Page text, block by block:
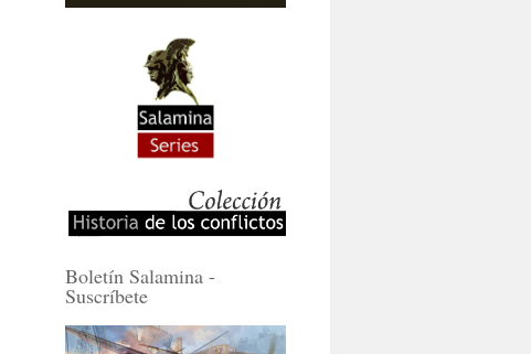
Boletín Salamina -
Suscríbete